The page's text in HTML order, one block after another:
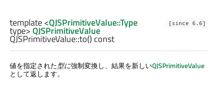
[since 6.6]
template <QJSPrimitiveValue::Type
type>QJSPrimitiveValue
QJSPrimitiveValue::to() const
値を指定された型に強制変換し、結果を新しいQJSPrimitiveValue
として返します。